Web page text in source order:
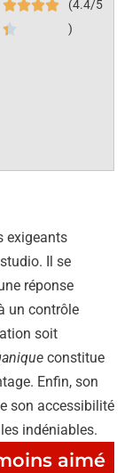
(4.4/5
)
exigeants
Il se
réponse
un contrôle
soit
constitue
Enfin, son
son accessibilité
indéniables.
aimé